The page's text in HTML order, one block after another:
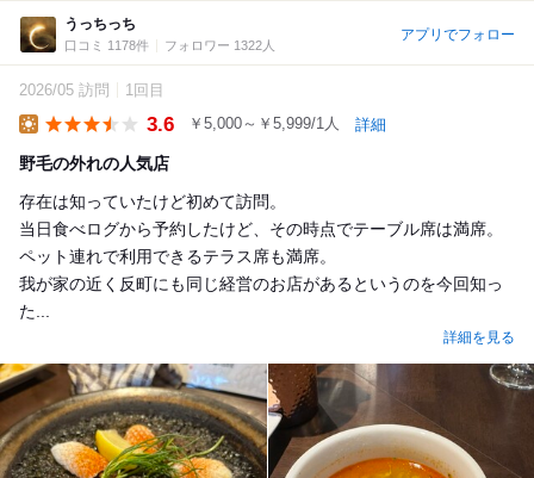
うっちっち
口コミ 1178件 フォロワー 1322人
アプリでフォロー
2026/05 訪問 1回目
3.6 ￥5,000～￥5,999/1人 詳細
野毛の外れの人気店
存在は知っていたけど初めて訪問。
当日食べログから予約したけど、その時点でテーブル席は満席。
ペット連れで利用できるテラス席も満席。
我が家の近く反町にも同じ経営のお店があるというのを今回知っ
た...
詳細を見る